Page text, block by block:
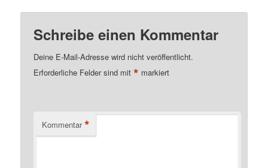
Schreibe einen Kommentar
Deine E-Mail-Adresse wird nicht veröffentlicht.
Erforderliche Felder sind mit* markiert
Kommentar *